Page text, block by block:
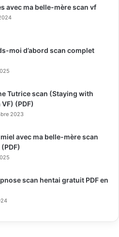
avec ma belle-mère scan vf
moi d’abord scan complet
Tutrice scan (Staying with
(PDF)
2023
avec ma belle-mère scan
scan hentai gratuit PDF en